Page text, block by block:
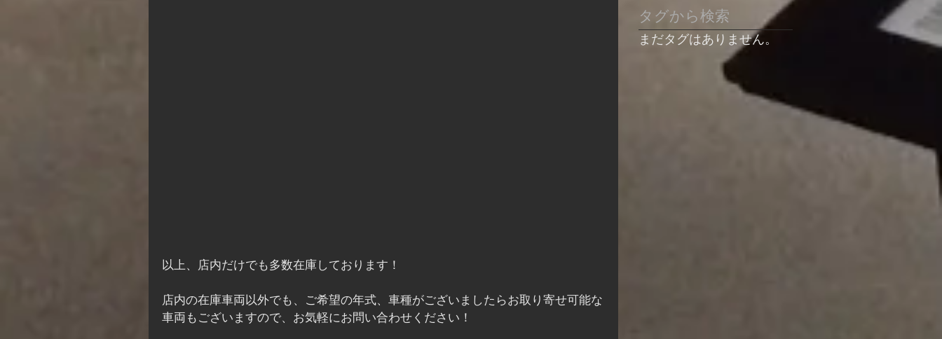
以上、店内だけでも多数在庫しております！
店内の在庫車両以外でも、ご希望の年式、車種がございましたらお取り寄せ可能な
車両もございますので、お気軽にお問い合わせください！
タグから検索
まだタグはありません。